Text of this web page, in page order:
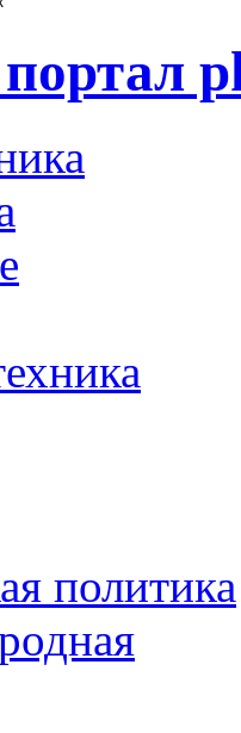
политика